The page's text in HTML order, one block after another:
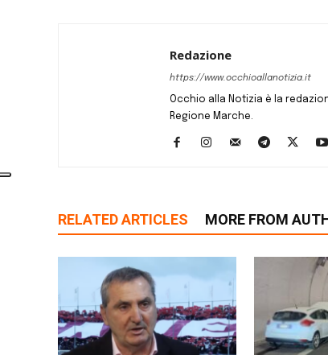
Redazione
https://www.occhioallanotizia.it
Occhio alla Notizia è la
Regione Marche.
RELATED ARTICLES MORE FROM